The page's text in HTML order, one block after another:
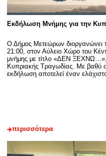
Εκδήλωση Μνήμης για την
Ο Δήμος Μετεώρων διοργανώνει
21:00, στον Αύλειο Χώρο του
μνήμης με τίτλο «ΔΕΝ ΞΕΧΝΩ…»,
Κυπριακής Τραγωδίας. Με βαθύ
εκδήλωση αποτελεί έναν
περισσότερα